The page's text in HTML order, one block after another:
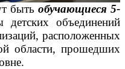
быть обучающиеся 5-
детских объединений
расположенных
области, прошедших